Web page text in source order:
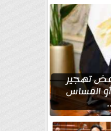
تهجير
المساس